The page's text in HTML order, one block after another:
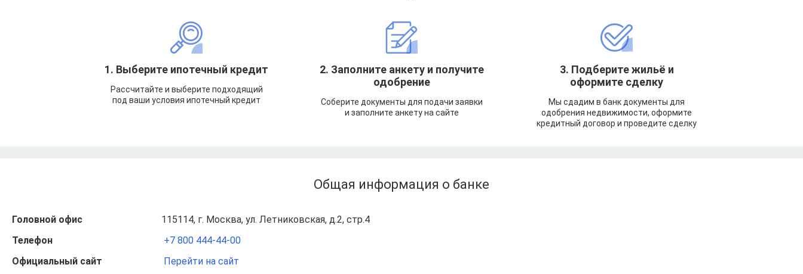
1. Выберите ипотечный кредит
Рассчитайте и выберите подходящий
под ваши условия ипотечный кредит
2. Заполните анкету и получите
одобрение
Соберите документы для подачи заявки
и заполните анкету на сайте
3. Подберите жильё и
оформите сделку
Мы сдадим в банк документы для
одобрения недвижимости, оформите
кредитный договор и проведите сделку
Общая информация о банке
Головной офис
115114, г. Москва, ул. Летниковская, д.2, стр.4
Телефон
+7 800 444-44-00
Официальный сайт
Перейти на сайт